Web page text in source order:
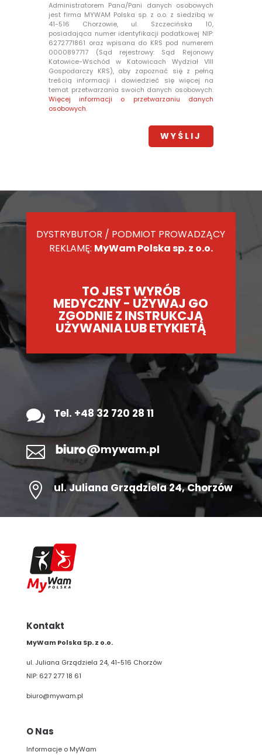
Administratorem Pana/Pani danych osobowych
jest firma MYWAM Polska sp. z o.o. z siedzibą w
41-516 Chorzowie, ul. Szczecińska 10,
posiadająca numer identyfikacji podatkowej NIP:
6272771861 oraz wpisana do KRS pod numerem
0000897717 (Sąd rejestrowy: Sąd Rejonowy
Katowice-Wschód w Katowicach Wydział VIII
Gospodarczy KRS), aby zapoznać się z pełną
treścią informacji i dowiedzieć się więcej na
temat przetwarzania swoich danych osobowych.
Więcej informacji o przetwarzaniu danych
osobowych.
DYSTRYBUTOR / PODMIOT PROWADZĄCY
REKLAMĘ: MyWam Polska sp. z o.o.
TO JEST WYRÓB
MEDYCZNY - UŻYWAJ GO
ZGODNIE Z INSTRUKCJĄ
UŻYWANIA LUB ETYKIETĄ
 Tel. +48 32 720 28 11

 ul.Juliana Grządziela 24, Chorzów
Kontakt
MyWam Polska Sp. z o.o.
ul. Juliana Grządziela 24, 41-516 Chorzów
NIP: 627 277 18 61
biuro@mywam.pl
O Nas
Informacje o MyWam